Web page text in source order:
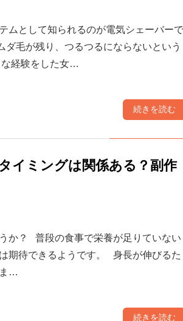
ムとして知られるのが電気シェーバーで
毛が残り、つるつるにならないという
な経験をした女…
続きを読む
イミングは関係ある？副作
か？ 普段の食事で栄養が足りていない
期待できるようです。 身長が伸びるた
…
続きを読む